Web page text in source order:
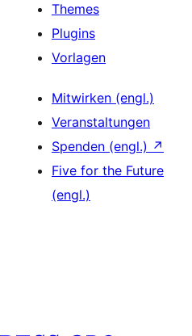
Themes
Plugins
Vorlagen
Mitwirken (engl.)
Veranstaltungen
Spenden (engl.) ↗
Five for the Future
(engl.)